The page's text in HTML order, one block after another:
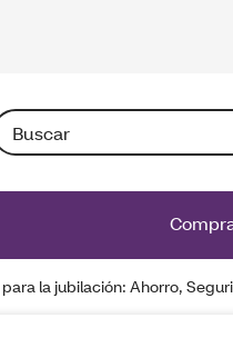
Si introduce un texto
la jubilación: Ahorro,